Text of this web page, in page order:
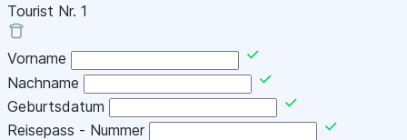
Tourist Nr. 1
Vorname
Nachname
Geburtsdatum
Reisepass - Nummer